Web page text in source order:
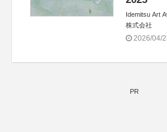
Idemitsu Art
株式会社
2026/04/
PR